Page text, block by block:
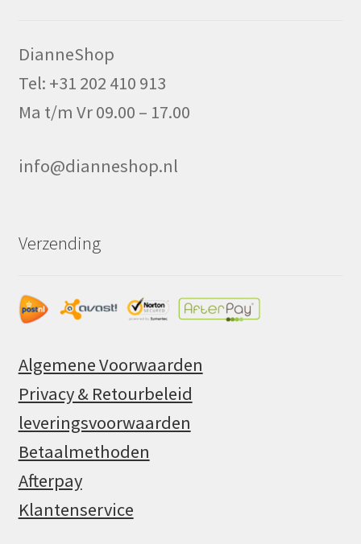
DianneShop
Tel: +31 202 410 913
Ma t/m Vr 09.00 – 17.00
info@dianneshop.nl
Verzending
Algemene Voorwaarden
Privacy & Retourbeleid
leveringsvoorwaarden
Betaalmethoden
Afterpay
Klantenservice